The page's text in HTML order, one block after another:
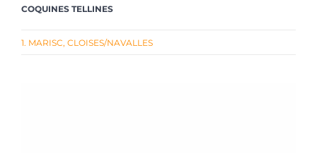
COQUINES TELLINES
1. MARISC, CLOISES/NAVALLES